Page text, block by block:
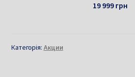
19 999 грн
Категорія: Акции